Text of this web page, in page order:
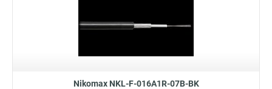
Nikomax NKL-F-016A1R-07B-BK